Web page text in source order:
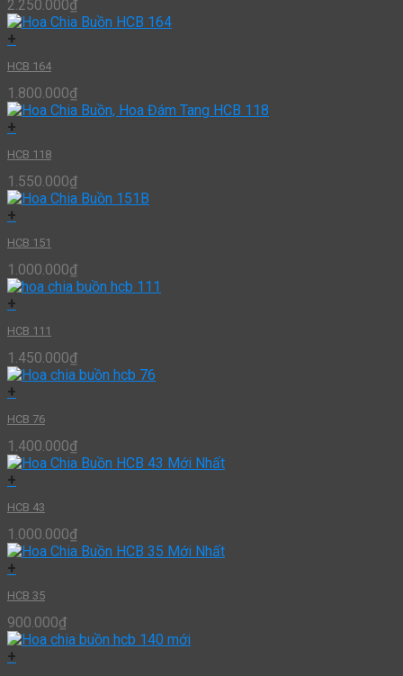
2.250.000₫
+
HCB 164
1.800.000₫
+
HCB 118
1.550.000₫
+
HCB 151
1.000.000₫
+
HCB 111
1.450.000₫
+
HCB 76
1.400.000₫
+
HCB 43
1.000.000₫
+
HCB 35
900.000₫
+